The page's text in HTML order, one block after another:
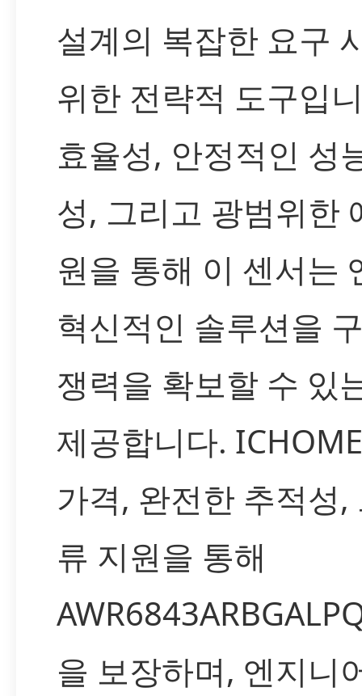
설계의 복잡한 요구
위한 전략적 도구입
효율성, 안정적인 성
성, 그리고 광범위한
원을 통해 이 센서는
혁신적인 솔루션을
쟁력을 확보할 수 있
제공합니다.
가격, 완전한 추적성
류 지원을 통해
을 보장하며, 엔지니